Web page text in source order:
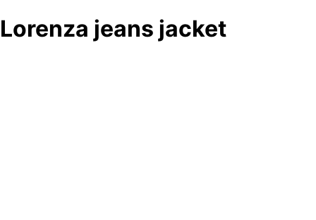
Lorenza jeans jacket